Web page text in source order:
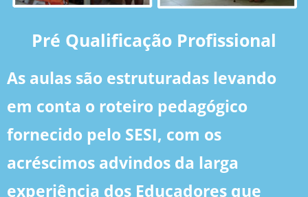
Pré Qualificação Profissional
As aulas são estruturadas levando
em conta o roteiro pedagógico
fornecido pelo SESI, com os
acréscimos advindos da larga
experiência dos Educadores que